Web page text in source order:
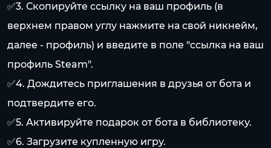
✅3. Скопируйте ссылку на ваш профиль (в
верхнем правом углу нажмите на свой никнейм,
далее - профиль) и введите в поле "ссылка на ваш
профиль Steam".
✅4. Дождитесь приглашения в друзья от бота и
подтвердите его.
✅5. Активируйте подарок от бота в библиотеку.
✅6. Загрузите купленную игру.